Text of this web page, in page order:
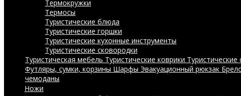
Термокружки
Термосы
Туристические блюда
Туристические горшки
Туристические кухонные инструменты
Туристические сковородки
Туристическая мебель Туристические коврики
Футляры, сумки, корзины Шарфы Эвакуационный рюкзак
чемоданы
Ножи